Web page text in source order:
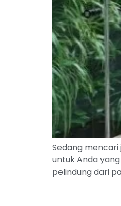
Sedang
untuk Anda
pelindung dari